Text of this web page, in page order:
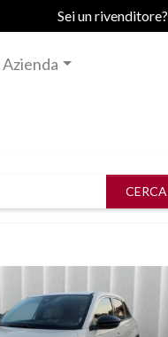
Sei un rivenditore?
Azienda